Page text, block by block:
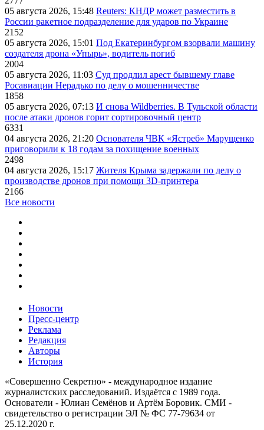
05 августа 2026, 15:48 Reuters: КНДР может разместить в
России ракетное подразделение для ударов по Украине
2152
05 августа 2026, 15:01 Под Екатеринбургом взорвали машину
создателя дрона «Упырь», водитель погиб
2004
05 августа 2026, 11:03 Суд продлил арест бывшему главе
Росавиации Нерадько по делу о мошенничестве
1858
05 августа 2026, 07:13 И снова Wildberries. В Тульской области
после атаки дронов горит сортировочный центр
6331
04 августа 2026, 21:20 Основателя ЧВК «Ястреб» Марущенко
приговорили к 18 годам за похищение военных
2498
04 августа 2026, 15:17 Жителя Крыма задержали по делу о
производстве дронов при помощи 3D‑принтера
2166
Все новости
Новости
Пресс-центр
Реклама
Редакция
Авторы
История
«Совершенно Секретно» - международное издание
журналистских расследований. Издаётся с 1989 года.
Основатели - Юлиан Семёнов и Артём Боровик. CМИ -
свидетельство о регистрации ЭЛ № ФС 77-79634 от
25.12.2020 г.